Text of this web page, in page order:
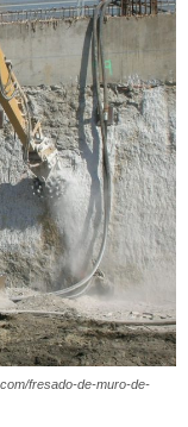
fresado-de-muro-de-